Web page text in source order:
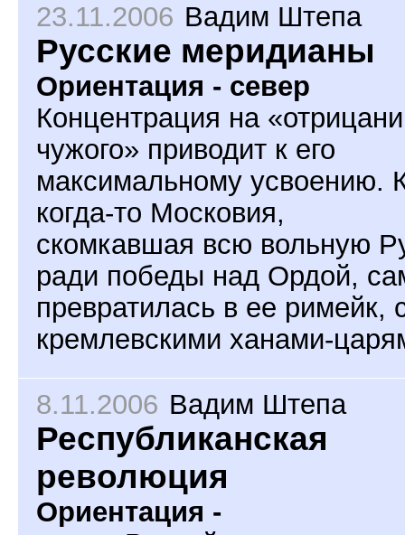
23.11.2006 Вадим Штепа
Русские меридианы
Ориентация - север
Концентрация на
чужого» приводит к его
максимальному усвоению.
когда-то Московия,
скомкавшая всю вольную
ради победы над Ордой,
превратилась в ее римейк,
кремлевскими ханами-
8.11.2006 Вадим Штепа
Республиканская
революция
Ориентация -